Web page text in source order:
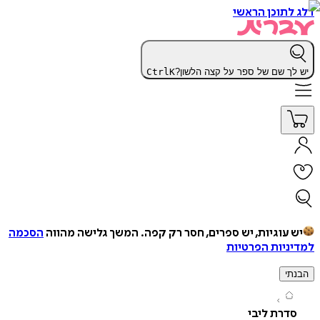
הראשי
שם של ספר על קצה הלשון? CtrlK
עוגיות, יש ספרים, חסר רק קפה. המשך גלישה מהווההסכמה
הפרטיות
ליבי